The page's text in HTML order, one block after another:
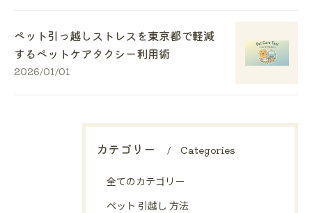
ペット引っ越しストレスを東京都で軽減
するペットケアタクシー利用術
2026/01/01
カテゴリー Categories
全てのカテゴリー
ペット 引越し 方法